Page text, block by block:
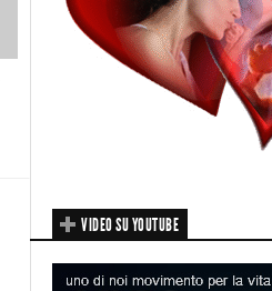
VIDEO SU YOUTUBE